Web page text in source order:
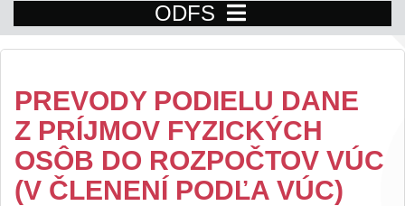
ODFS
PREVODY PODIELU DANE
Z PRÍJMOV FYZICKÝCH
OSÔB DO ROZPOČTOV VÚC
(V ČLENENÍ PODĽA VÚC)